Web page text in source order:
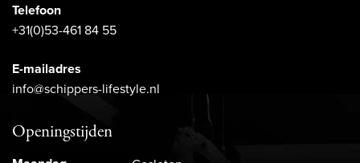
Telefoon
+31(0)53-461 84 55
E-mailadres
info@schippers-lifestyle.nl
Openingstijden